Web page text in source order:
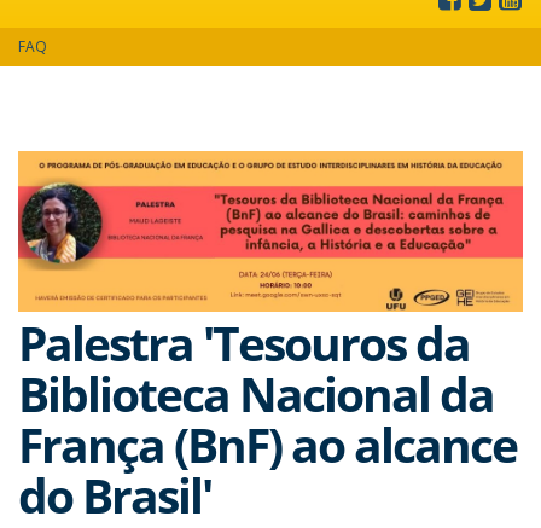
FAQ
Palestra 'Tesouros da
Biblioteca Nacional da
França (BnF) ao alcance
do Brasil'